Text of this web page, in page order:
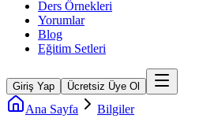
Ders Örnekleri
Yorumlar
Blog
Eğitim Setleri
Giriş Yap Ücretsiz Üye Ol
Ana Sayfa Bilgiler